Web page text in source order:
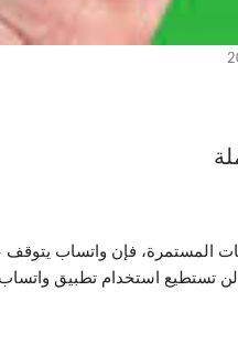
المستمرة، فإن واتساب
لن تستطيع استخدام تطبيق واتساب